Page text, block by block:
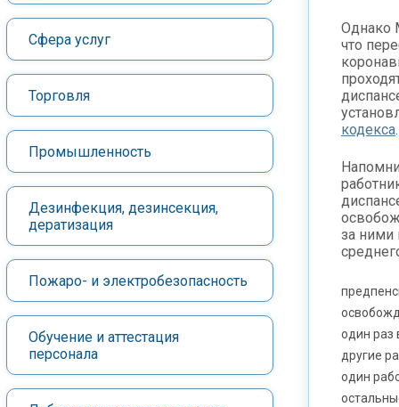
Сфера услуг
Торговля
Промышленность
Дезинфекция, дезинсекция,
дератизация
Пожаро- и электробезопасность
Обучение и аттестация
персонала
Однако
что
кодекса.
за ними
один раз
другие
один